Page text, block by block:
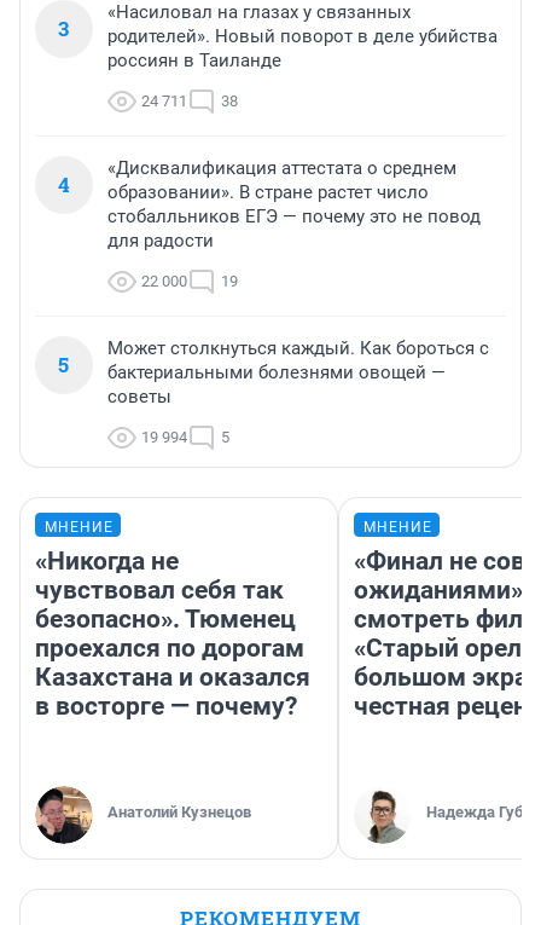
3
«Насиловал на глазах у связанных
родителей». Новый поворот в деле убийства
россиян в Таиланде
24 711 38
4
«Дисквалификация аттестата о среднем
образовании». В стране растет число
стобалльников ЕГЭ — почему это не повод
для радости
22 000 19
5
Может столкнуться каждый. Как бороться с
бактериальными болезнями овощей —
советы
19 994 5
МНЕНИЕ
«Никогда не
чувствовал себя так
безопасно». Тюменец
проехался по дорогам
Казахстана и оказался
в восторге — почему?
Анатолий Кузнецов
МНЕНИЕ
«Финал не
ожиданиями»:
смотреть
«Старый орел»
большом
честная
Надежда
РЕКОМЕНДУЕМ